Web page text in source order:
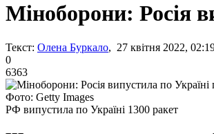
Міноборони: Росія
Текст: Олена Буркало, 27 квітня 2022,
0
6363
Фото: Getty Images
РФ випустила по Україні 1300 ракет